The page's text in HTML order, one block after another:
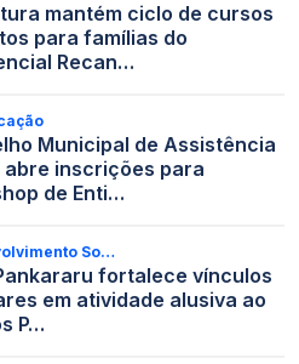
mantém ciclo de cursos
para famílias do
Recan…
Municipal de Assistência
abre inscrições para
de Enti…
So…
fortalece vínculos
em atividade alusiva ao
P…